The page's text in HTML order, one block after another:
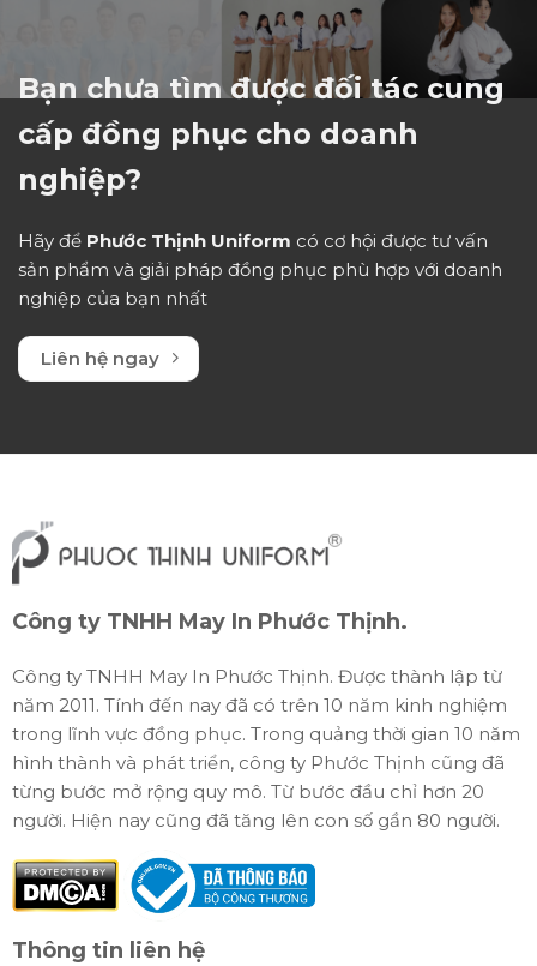
Bạn chưa tìm được đối tác cung
cấp đồng phục cho doanh
nghiệp?
Hãy để Phước Thịnh Uniform có cơ hội được tư vấn
sản phẩm và giải pháp đồng phục phù hợp với doanh
nghiệp của bạn nhất
Liên hệ ngay
Công ty TNHH May In Phước Thịnh.
Công ty TNHH May In Phước Thịnh. Được thành lập từ
năm 2011. Tính đến nay đã có trên 10 năm kinh nghiệm
trong lĩnh vực đồng phục. Trong quảng thời gian 10 năm
hình thành và phát triển, công ty Phước Thịnh cũng đã
từng bước mở rộng quy mô. Từ bước đầu chỉ hơn 20
người. Hiện nay cũng đã tăng lên con số gần 80 người.
Thông tin liên hệ